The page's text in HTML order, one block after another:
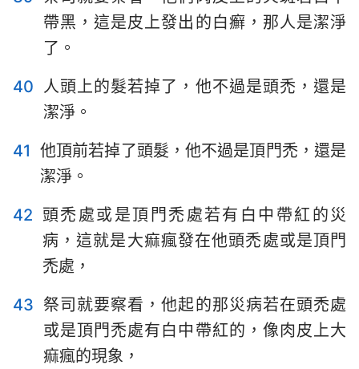
帶黑，這是皮上發出的白癬，那人是潔淨
了。
40 人頭上的髮若掉了，他不過是頭禿，還是
潔淨。
41 他頂前若掉了頭髮，他不過是頂門禿，還是
潔淨。
42 頭禿處或是頂門禿處若有白中帶紅的災
病，這就是大痲瘋發在他頭禿處或是頂門
禿處，
43 祭司就要察看，他起的那災病若在頭禿處
或是頂門禿處有白中帶紅的，像肉皮上大
痲瘋的現象，